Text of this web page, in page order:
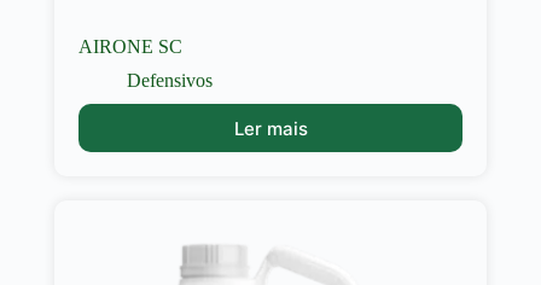
AIRONE SC
Defensivos
Ler mais